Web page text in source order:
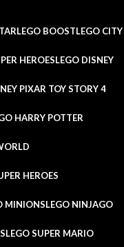
LEGO BOOSTLEGO CITY
HEROESLEGO DISNEY
PIXAR TOY STORY 4
HARRY POTTER
HEROES
MINIONSLEGO NINJAGO
LEGO SUPER MARIO